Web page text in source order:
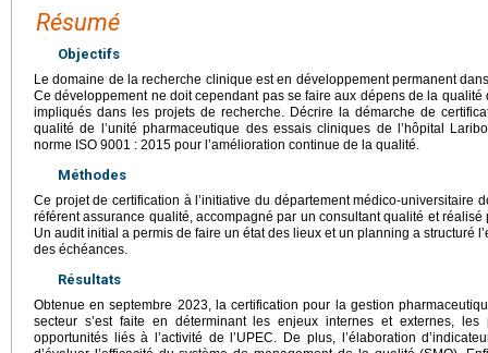
Résumé
Objectifs
Le domaine de la recherche clinique est en développement permanent
Ce développement ne doit cependant pas se faire aux dépens de la
impliqués dans les projets de recherche. Décrire la démarche de
qualité de l’unité pharmaceutique des essais cliniques de l’hôpital
norme ISO 9001 : 2015 pour l’amélioration continue de la qualité.
Méthodes
Ce projet de certification à l’initiative du département médico-universitaire
référent assurance qualité, accompagné par un consultant qualité et réalisé
Un audit initial a permis de faire un état des lieux et un planning a structuré
des échéances.
Résultats
Obtenue en septembre 2023, la certification pour la gestion
secteur s’est faite en déterminant les enjeux internes et externes,
opportunités liés à l’activité de l’UPEC. De plus, l’élaboration